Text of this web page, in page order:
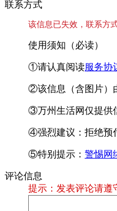
联系方式
该信息已失效，联系方
使用须知（必读）
①请认真阅读服务协
②该信息（含图片）
③万州生活网仅提供
④强烈建议：拒绝预
⑤特别提示： 警惕网
评论信息
提示：发表评论请遵